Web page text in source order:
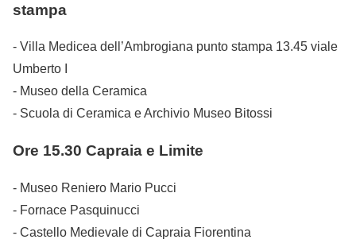
stampa
- Villa Medicea dell’Ambrogiana punto stampa 13.45 viale
Umberto I
- Museo della Ceramica
- Scuola di Ceramica e Archivio Museo Bitossi
Ore 15.30 Capraia e Limite
- Museo Reniero Mario Pucci
- Fornace Pasquinucci
- Castello Medievale di Capraia Fiorentina